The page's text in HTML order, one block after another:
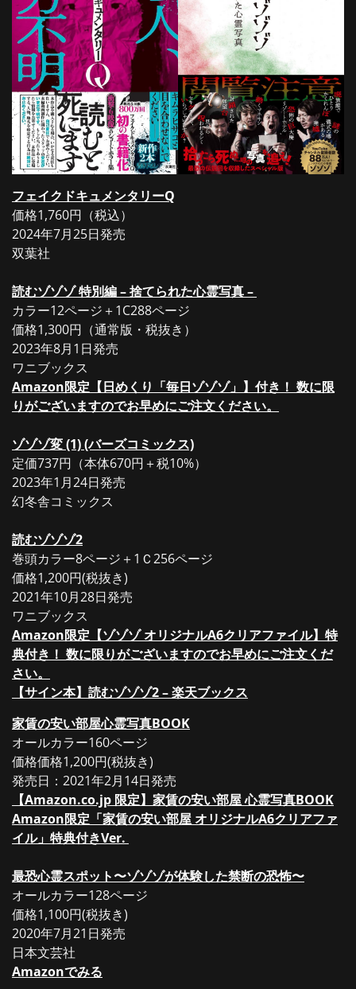
フェイクドキュメンタリーQ
価格1,760円（税込）
2024年7月25日発売
双葉社
読むゾゾゾ 特別編 – 捨てられた心霊写真 –
カラー12ページ＋1C288ページ
価格1,300円（通常版・税抜き）
2023年8月1日発売
ワニブックス
Amazon限定【日めくり「毎日ゾゾゾ」】付き！ 数に限
りがございますのでお早めにご注文ください。
ゾゾゾ変 (1) (バーズコミックス)
定価737円（本体670円＋税10%）
2023年1月24日発売
幻冬舎コミックス
読むゾゾゾ2
巻頭カラー8ページ＋1Ｃ256ページ
価格1,200円(税抜き)
2021年10月28日発売
ワニブックス
Amazon限定【ゾゾゾ オリジナルA6クリアファイル】特
典付き！ 数に限りがございますのでお早めにご注文くだ
さい。
【サイン本】読むゾゾゾ2 – 楽天ブックス
家賃の安い部屋心霊写真BOOK
オールカラー160ページ
価格価格1,200円(税抜き)
発売日：2021年2月14日発売
【Amazon.co.jp 限定】家賃の安い部屋 心霊写真BOOK
Amazon限定「家賃の安い部屋 オリジナルA6クリアファ
イル」特典付きVer.
最恐心霊スポット〜ゾゾゾが体験した禁断の恐怖〜
オールカラー128ページ
価格1,100円(税抜き)
2020年7月21日発売
日本文芸社
Amazonでみる